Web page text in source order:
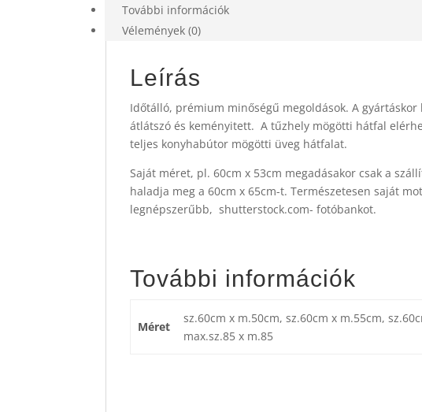
További információk
Vélemények (0)
Leírás
Időtálló, prémium minőségű megoldások. A
átlátszó és keményitett. A tűzhely mögötti hátfal
teljes konyhabútor mögötti üveg hátfalat.
Saját méret, pl. 60cm x 53cm megadásakor csak a
haladja meg a 60cm x 65cm-t. Természetesen saját
legnépszerűbb, shutterstock.com- fotóbankot.
További információk
Méret
sz.60cm x m.50cm, sz.60cm x m.55cm,
max.sz.85 x m.85